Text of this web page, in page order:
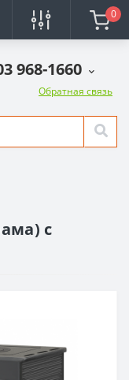
0
968-1660
Обратная связь
с